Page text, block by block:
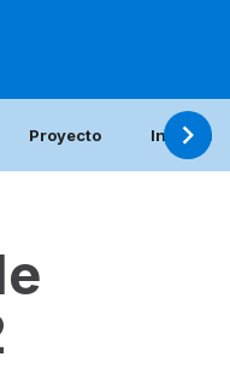
Proyecto Informe